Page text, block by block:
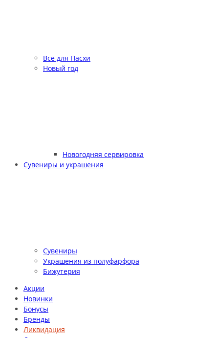
Все для Пасхи
Новый год
Новогодняя сервировка
Сувениры и украшения
Сувениры
Украшения из полуфарфора
Бижутерия
Акции
Новинки
Бонусы
Бренды
Ликвидация